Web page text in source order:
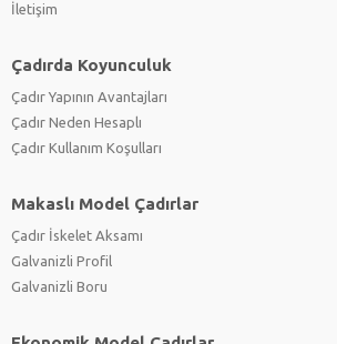
İletişim
Çadırda Koyunculuk
Çadır Yapının Avantajları
Çadır Neden Hesaplı
Çadır Kullanım Koşulları
Makaslı Model Çadırlar
Çadır İskelet Aksamı
Galvanizli Profil
Galvanizli Boru